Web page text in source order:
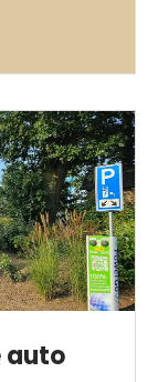
auto